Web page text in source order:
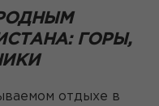
ГОРЫ,
отдыхе в